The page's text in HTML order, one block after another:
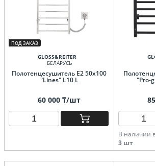
ПОД ЗАКАЗ
GLOSS&REITER
БЕЛАРУСЬ
Полотенцесушитель E2 50x100
"Lines" L10 L
60 000 ₸/шт
"Pro-
В наличии
3 шт